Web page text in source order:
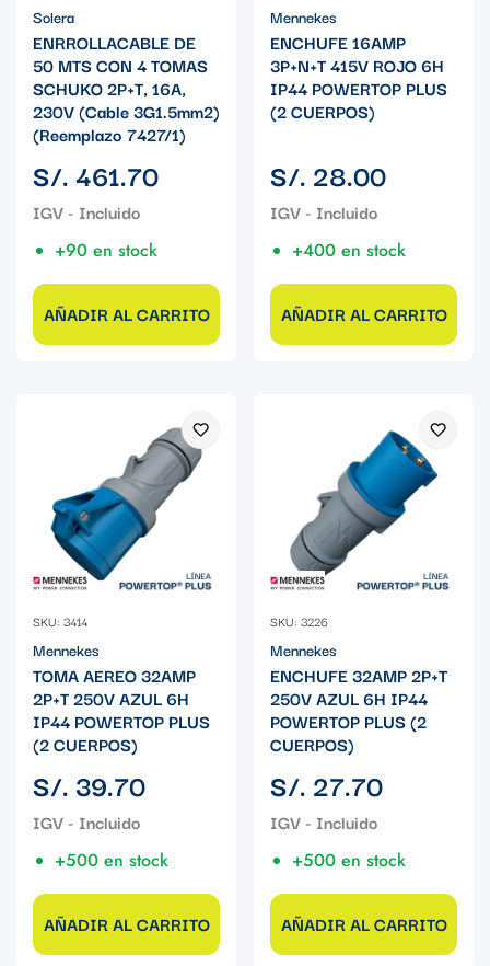
Solera
ENRROLLACABLE DE
50 MTS CON 4 TOMAS
SCHUKO 2P+T, 16A,
230V (Cable 3G1.5mm2)
(Reemplazo 7427/1)
Precio
regular
S/. 461.70
+90 en stock
AÑADIR AL CARRITO
Mennekes
ENCHUFE 16AMP
3P+N+T 415V ROJO 6H
IP44 POWERTOP PLUS
(2 CUERPOS)
Precio
regular
S/. 28.00
+400 en stock
AÑADIR AL CARRITO
SKU: 3414
Mennekes
TOMA AEREO 32AMP
2P+T 250V AZUL 6H
IP44 POWERTOP PLUS
(2 CUERPOS)
Precio
regular
S/. 39.70
+500 en stock
AÑADIR AL CARRITO
SKU: 3226
Mennekes
ENCHUFE 32AMP 2P+T
250V AZUL 6H IP44
POWERTOP PLUS (2
CUERPOS)
Precio
regular
S/. 27.70
+500 en stock
AÑADIR AL CARRITO